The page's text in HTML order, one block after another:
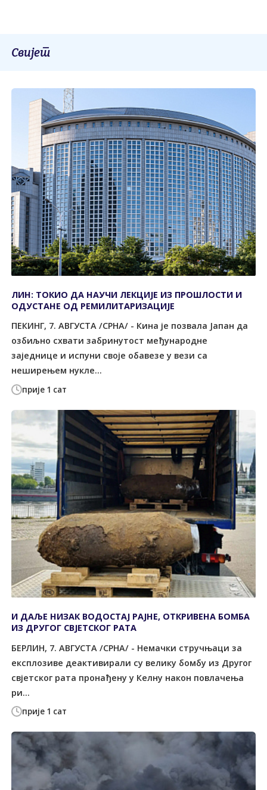
Свијет
прије 1 сат
ЛИН: ТОКИО ДА НАУЧИ ЛЕКЦИЈЕ ИЗ ПРОШЛОСТИ И
ОДУСТАНЕ ОД РЕМИЛИТАРИЗАЦИЈЕ
ПЕКИНГ, 7. АВГУСТА /СРНА/ - Кина је позвала Јапан да
озбиљно схвати забринутост међународне
заједнице и испуни своје обавезе у вези са
неширењем нукле...
прије 1 сат
И ДАЉЕ НИЗАК ВОДОСТАЈ РАЈНЕ, ОТКРИВЕНА БОМБА
ИЗ ДРУГОГ СВЈЕТСКОГ РАТА
БЕРЛИН, 7. АВГУСТА /СРНА/ - Немачки стручњаци за
експлозиве деактивирали су велику бомбу из Другог
свјетског рата пронађену у Келну након повлачења
ри...